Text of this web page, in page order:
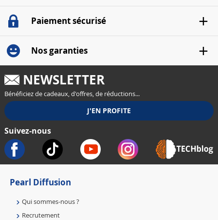
Paiement sécurisé
Nos garanties
NEWSLETTER
Bénéficiez de cadeaux, d'offres, de réductions...
Suivez-nous
Pearl Diffusion
Qui sommes-nous ?
Recrutement